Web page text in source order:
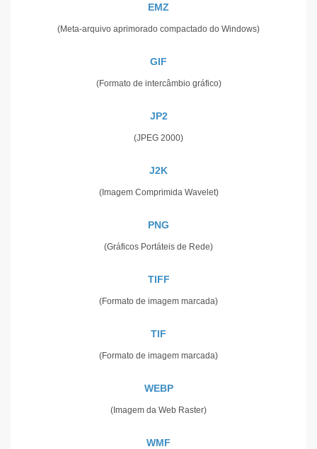
EMZ
(Meta-arquivo aprimorado compactado do Windows)
GIF
(Formato de intercâmbio gráfico)
JP2
(JPEG 2000)
J2K
(Imagem Comprimida Wavelet)
PNG
(Gráficos Portáteis de Rede)
TIFF
(Formato de imagem marcada)
TIF
(Formato de imagem marcada)
WEBP
(Imagem da Web Raster)
WMF